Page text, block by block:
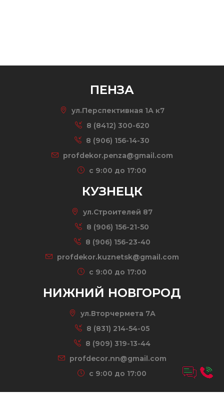
ПЕНЗА
ул.Перспективная 1А к7
8 (8412) 300-620
8 (906) 156-14-30
profdekor.penza@gmail.com
c 9:00 до 17:00
КУЗНЕЦК
ул.Строителей 87
8 (906) 156-21-50
8 (906) 156-23-40
profdekor.kuznetsk@gmail.com
c 9:00 до 17:00
НИЖНИЙ НОВГОРОД
ул.Вторчермета 7А
8 (831) 214-54-05
8 (909) 319-13-44
profdecor.nn@gmail.com
c 9:00 до 17:00